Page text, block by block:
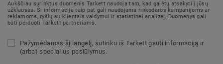
Aukščiau surinktus duomenis Tarkett naudoja tam, kad galėtų atsakyti į jūsų
užklausas. Ši informacija taip pat gali naudojama rinkodaros kampanijoms ar
reklamoms, ryšių su klientais valdymui ir statistinei analizei. Duomenys gali
būti perduoti Tarkett partneriams.
Pažymėdamas šį langelį, sutinku iš Tarkett gauti informaciją ir
(arba) specialius pasiūlymus.